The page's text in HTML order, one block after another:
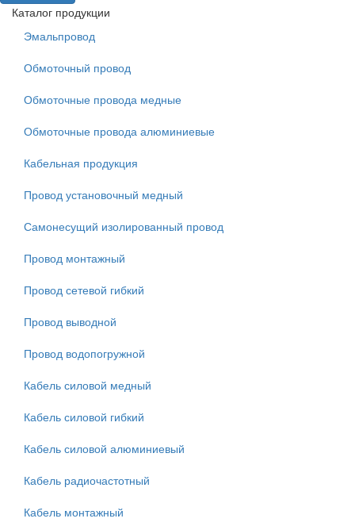
Каталог продукции
Эмальпровод
Обмоточный провод
Обмоточные провода медные
Обмоточные провода алюминиевые
Кабельная продукция
Провод установочный медный
Самонесущий изолированный провод
Провод монтажный
Провод сетевой гибкий
Провод выводной
Провод водопогружной
Кабель силовой медный
Кабель силовой гибкий
Кабель силовой алюминиевый
Кабель радиочастотный
Кабель монтажный